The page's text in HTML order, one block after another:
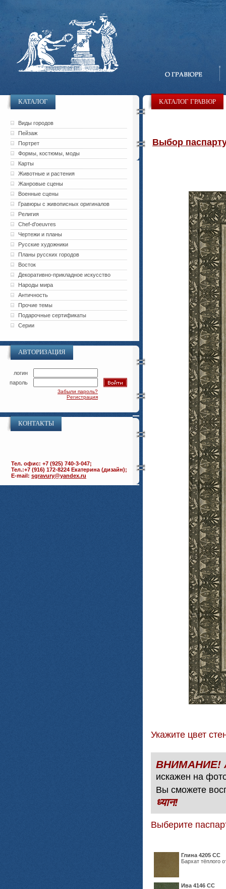
КАТАЛОГ
Виды городов
Пейзаж
Портрет
Формы, костюмы, моды
Карты
Животные и растения
Жанровые сцены
Военные сцены
Гравюры с живописных оригиналов
Религия
Chef-d'oeuvres
Чертежи и планы
Русские художники
Планы русских городов
Восток
Декоративно-прикладное искусство
Народы мира
Античность
Прочие темы
Подарочные сертификаты
Серии
АВТОРИЗАЦИЯ
логин
пароль
Забыли пароль?
Регистрация
КОНТАКТЫ
Тел. офис: +7 (925) 740-3-047;
Тел.:+7 (916) 172-8224 Екатерина (дизайн);
E-mail: sgravury@yandex.ru
КАТАЛОГ ГРАВЮР
Выбор
Укажите цвет
искажен на
Вы сможете
ध्यान!
Выберите
Глина 4205 СС
Бархат тёплого
Ива 4146 СС